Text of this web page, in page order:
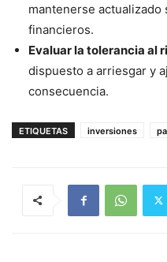
mantenerse actualizado
financieros.
Evaluar la tolerancia al
dispuesto a arriesgar y
consecuencia.
ETIQUETAS inversiones